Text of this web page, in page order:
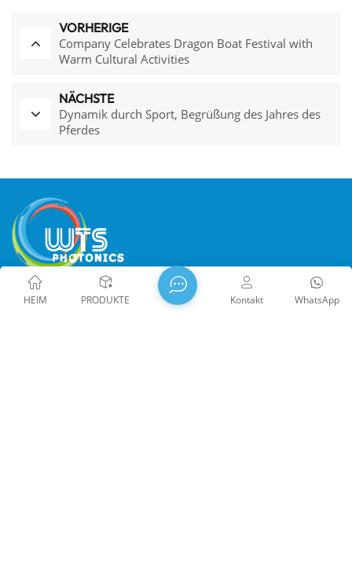
VORHERIGE
Company Celebrates Dragon Boat Festival with
Warm Cultural Activities
NÄCHSTE
Dynamik durch Sport, Begrüßung des Jahres des
Pferdes
WTS PHOTONICS CO.,LTD wurde 2009 gegründet und erhielt
HEIM PRODUKTE WhatsApp
Kontakt